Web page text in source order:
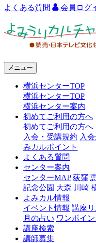
よくある質問 会員ログ
メニュー
横浜センターTOP
横浜センターTOP
横浜センター案内
初めてご利用の方へ
初めてご利用の方へ
入会・受講規約 入
みカルポイント
よくある質問
センター案内
センターMAP 荻窪
記念公園 大森 川崎
よみカル情報
イベント情報 講座
月の占い ワンポイ
講座検索
講師募集